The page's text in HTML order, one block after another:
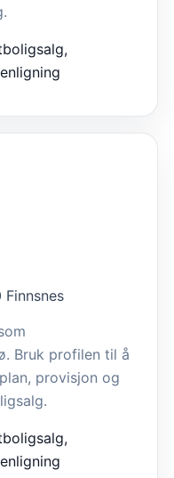
Bruk profilen til å
provisjon og